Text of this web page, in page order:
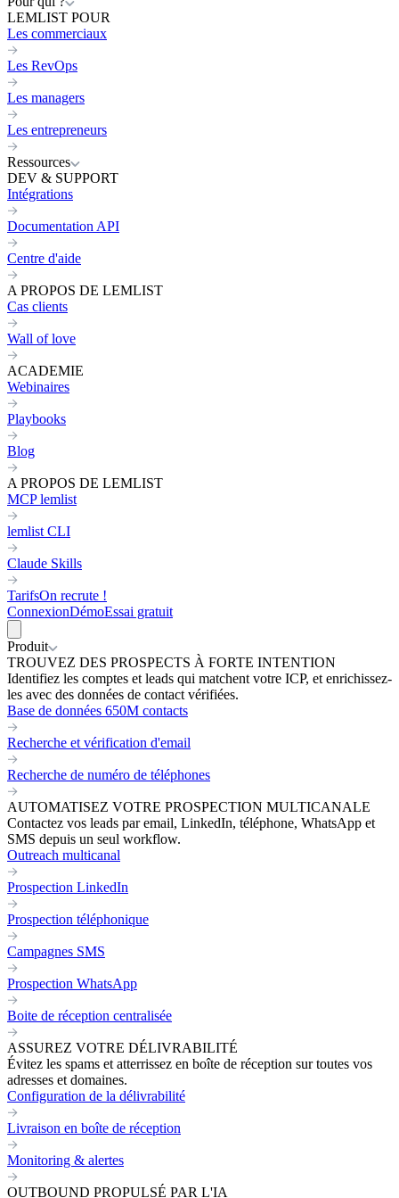
LEMLIST POUR
Les commerciaux
Les RevOps
Les managers
Les entrepreneurs
Ressources
DEV & SUPPORT
Intégrations
Documentation API
Centre d'aide
A PROPOS DE LEMLIST
Cas clients
Wall of love
ACADEMIE
Webinaires
Playbooks
Blog
A PROPOS DE LEMLIST
MCP lemlist
lemlist CLI
Claude Skills
TarifsOn recrute !
ConnexionDémoEssai gratuit
Produit
TROUVEZ DES PROSPECTS À FORTE INTENTION
Identifiez les comptes et leads qui matchent votre ICP, et enrichissez-
les avec des données de contact vérifiées.
Base de données 650M contacts
Recherche et vérification d'email
Recherche de numéro de téléphones
AUTOMATISEZ VOTRE PROSPECTION MULTICANALE
Contactez vos leads par email, LinkedIn, téléphone, WhatsApp et
SMS depuis un seul workflow.
Outreach multicanal
Prospection LinkedIn
Prospection téléphonique
Campagnes SMS
Prospection WhatsApp
Boite de réception centralisée
ASSUREZ VOTRE DÉLIVRABILITÉ
Évitez les spams et atterrissez en boîte de réception sur toutes vos
adresses et domaines.
Configuration de la délivrabilité
Livraison en boîte de réception
Monitoring & alertes
OUTBOUND PROPULSÉ PAR L'IA